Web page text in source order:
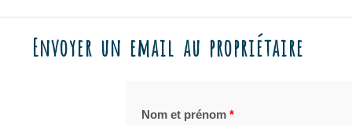
Envoyer un email au propriétaire
Nom et prénom*